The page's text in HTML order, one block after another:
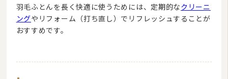
羽毛ふとんを長く快適に使うためには、定期的なクリーニ
ングやリフォーム（打ち直し）でリフレッシュすることが
おすすめです。